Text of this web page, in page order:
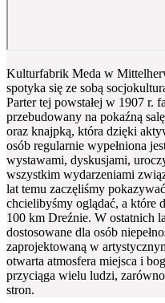
Kulturfabrik Meda w
spotyka się ze sobą
Parter tej powstałej w 1907 r.
przebudowany na pokaźną
oraz knajpką, która dzięki
osób regularnie wypełniona
wystawami, dyskusjami,
wszystkim wydarzeniami
lat temu zaczęliśmy
chcielibyśmy oglądać, a które
100 km Dreźnie. W ostatnich
dostosowane dla osób
zaprojektowaną w
otwarta atmosfera miejsca i
przyciąga wielu ludzi,
stron.